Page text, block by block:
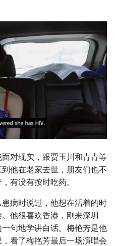
对现实，跟贾玉川和青青等
他在老家去世，朋友们也不
有没有按时吃药。
病时说过，他想在活着的时
他很喜欢香港，刚来深圳
句地学讲白话。梅艳芳是他
看了梅艳芳最后一场演唱会